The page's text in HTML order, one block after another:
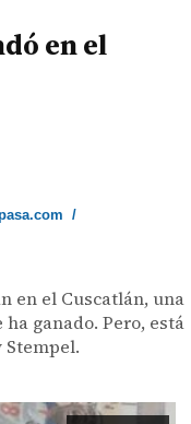
en el
/
en el Cuscatlán, una
ganado. Pero, está
Stempel.